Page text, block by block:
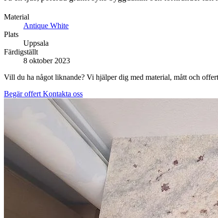
Material
Antique White
Plats
Uppsala
Färdigställt
8 oktober 2023
Vill du ha något liknande? Vi hjälper dig med material, mått och
Begär offert Kontakta oss